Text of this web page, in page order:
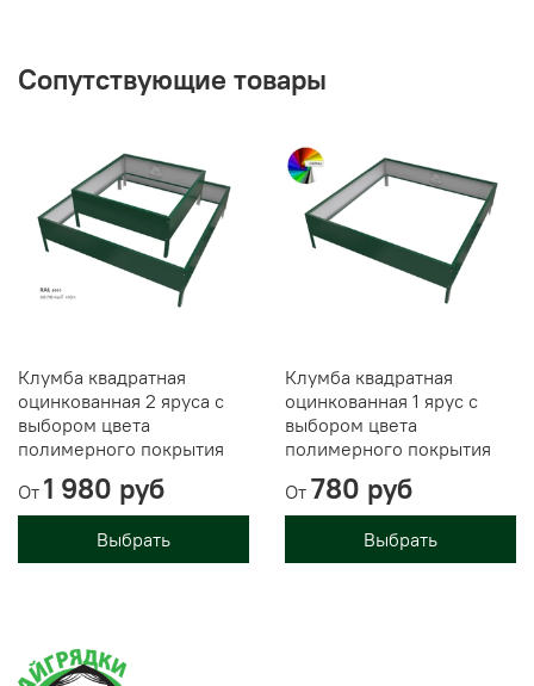
Сопутствующие товары
Клумба квадратная
оцинкованная 2 яруса с
выбором цвета
полимерного покрытия
От 1 980 руб
Выбрать
Клумба квадратная
оцинкованная 1 ярус с
выбором цвета
полимерного покрытия
От 780 руб
Выбрать